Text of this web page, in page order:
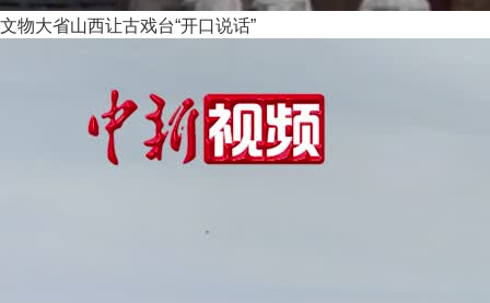
文物大省山西让古戏台“开口说话”